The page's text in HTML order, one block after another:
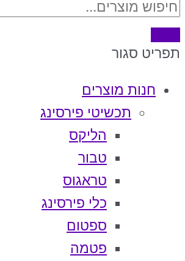
תפריט סגור
חנות מוצרים
תכשיטי פירסינג
הליקס
טבור
טראגוס
כלי פירסינג
ספטום
פטמה